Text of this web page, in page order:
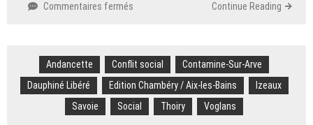
Commentaires fermés
15
ans
victime
d’une
Continue Reading
Andancette Conflit social
Contamine-Sur-Arve
Dauphiné Libéré
Edition Chambéry / Aix-les-Bains
Izeaux
Savoie
Social Thoiry Voglans